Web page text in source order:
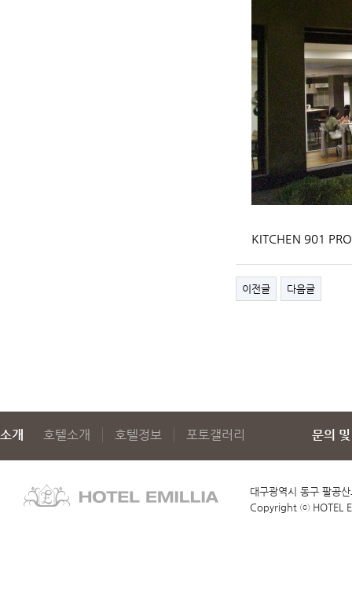
KITCHEN 901
이전글 다음글
소개 호텔소개 호텔정보 포토갤러리 문의
대구광역시 동구 팔공
Copyright ⓒ HOTEL